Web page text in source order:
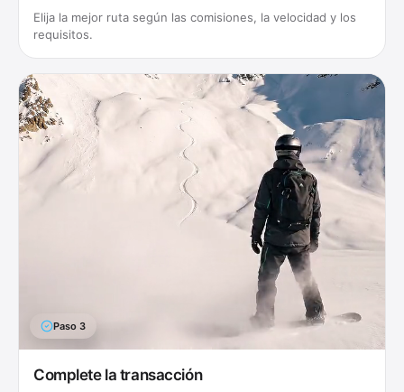
Elija la mejor ruta según las comisiones, la velocidad y los
requisitos.
Paso 3
Complete la transacción